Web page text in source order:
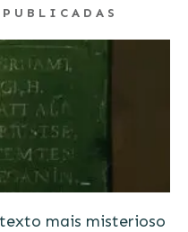
mais misterioso